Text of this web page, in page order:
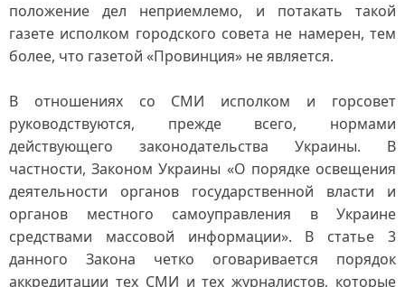
положение дел неприемлемо, и потакать такой
газете исполком городского совета не намерен, тем
более, что газетой «Провинция» не является.
В отношениях со СМИ исполком и горсовет
руководствуются, прежде всего, нормами
действующего законодательства Украины. В
частности, Законом Украины «О порядке освещения
деятельности органов государственной власти и
органов местного самоуправления в Украине
средствами массовой информации». В статье 3
данного Закона четко оговаривается порядок
аккредитации тех СМИ и тех журналистов, которые